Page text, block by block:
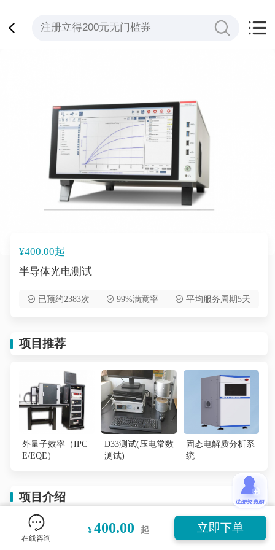
在线咨询
¥ 400.00 起 立即下单
¥400.00起
半导体光电测试
已预约2383次 99%满意率 平均服务周期5天
项目推荐
外量子效率（IPC
E/EQE）
D33测试(压电常数
测试)
固态电解质分析系
统
项目介绍
半导体光电测试系统搭配 Keithley 4200主机、真空
变温高精度探针台（3探针）、紫外增强氙灯、单色